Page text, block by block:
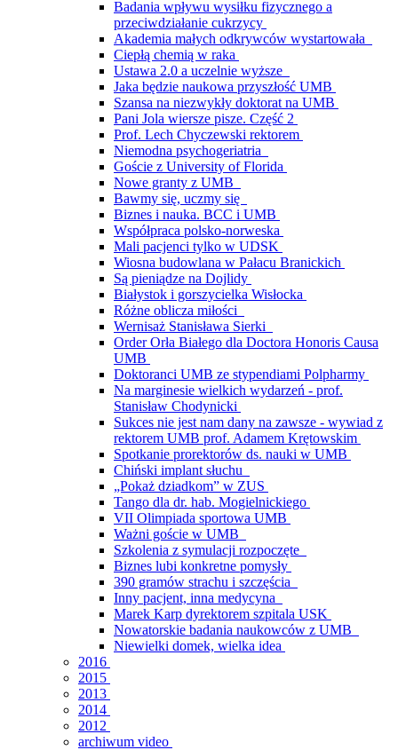
Badania wpływu wysiłku fizycznego a
przeciwdziałanie cukrzycy
Akademia małych odkrywców wystartowała
Ciepłą chemią w raka
Ustawa 2.0 a uczelnie wyższe
Jaka będzie naukowa przyszłość UMB
Szansa na niezwykły doktorat na UMB
Pani Jola wiersze pisze. Część 2
Prof. Lech Chyczewski rektorem
Niemodna psychogeriatria
Goście z University of Florida
Nowe granty z UMB
Bawmy się, uczmy się
Biznes i nauka. BCC i UMB
Współpraca polsko-norweska
Mali pacjenci tylko w UDSK
Wiosna budowlana w Pałacu Branickich
Są pieniądze na Dojlidy
Białystok i gorszycielka Wisłocka
Różne oblicza miłości
Wernisaż Stanisława Sierki
Order Orła Białego dla Doctora Honoris Causa
UMB
Doktoranci UMB ze stypendiami Polpharmy
Na marginesie wielkich wydarzeń - prof.
Stanisław Chodynicki
Sukces nie jest nam dany na zawsze - wywiad z
rektorem UMB prof. Adamem Krętowskim
Spotkanie prorektorów ds. nauki w UMB
Chiński implant słuchu
„Pokaż dziadkom” w ZUS
Tango dla dr. hab. Mogielnickiego
VII Olimpiada sportowa UMB
Ważni goście w UMB
Szkolenia z symulacji rozpoczęte
Biznes lubi konkretne pomysły
390 gramów strachu i szczęścia
Inny pacjent, inna medycyna
Marek Karp dyrektorem szpitala USK
Nowatorskie badania naukowców z UMB
Niewielki domek, wielka idea
2016
2015
2013
2014
2012
archiwum video